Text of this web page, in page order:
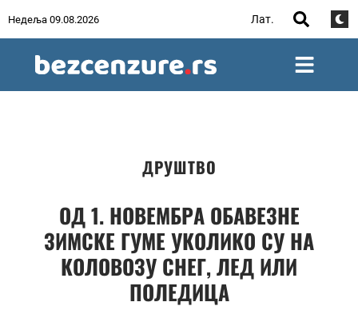
Недеља 09.08.2026 Лат.
ДРУШТВО
ОД 1. НОВЕМБРА ОБАВЕЗНЕ
ЗИМСКЕ ГУМЕ УКОЛИКО СУ НА
КОЛОВОЗУ СНЕГ, ЛЕД ИЛИ
ПОЛЕДИЦА